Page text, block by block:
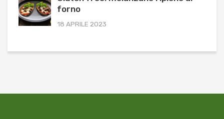
forno
18 APRILE 2023